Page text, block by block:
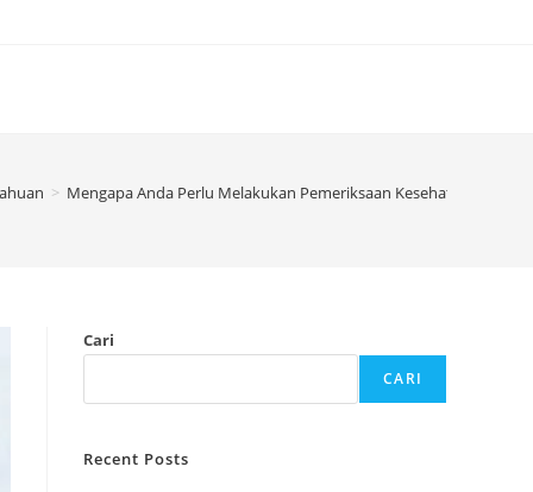
> Mengapa Anda Perlu Melakukan Pemeriksaan Kesehatan Rutin
Cari
CARI
Recent Posts